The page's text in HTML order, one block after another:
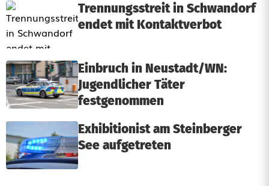
Trennungsstreit in Schwandorf
endet mit Kontaktverbot
Einbruch in Neustadt/WN:
Jugendlicher Täter
festgenommen
Exhibitionist am Steinberger
See aufgetreten